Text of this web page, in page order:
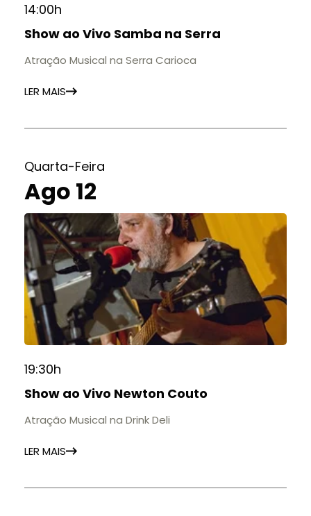
14:00h
Show ao Vivo Samba na Serra
Atração Musical na Serra Carioca
LER MAIS
Quarta-Feira
Ago 12
19:30h
Show ao Vivo Newton Couto
Atração Musical na Drink Deli
LER MAIS